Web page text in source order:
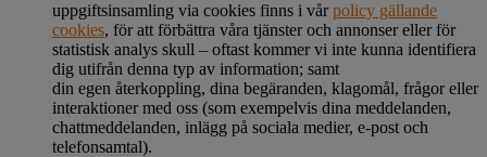
uppgiftsinsamling via cookies finns i vårpolicy gällande
cookies, för att förbättra våra tjänster och annonser eller för
statistisk analys skull – oftast kommer vi inte kunna identifiera
dig utifrån denna typ av information; samt
din egen återkoppling, dina begäranden, klagomål, frågor eller
interaktioner med oss (som exempelvis dina meddelanden,
chattmeddelanden, inlägg på sociala medier, e-post och
telefonsamtal).